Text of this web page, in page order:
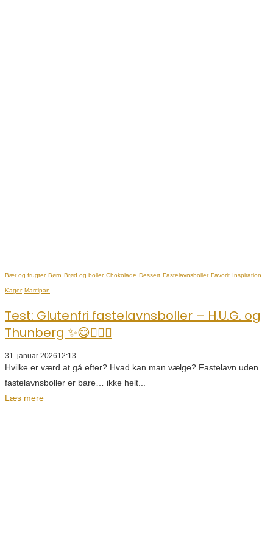
Bær og frugter Børn Brød og boller Chokolade Dessert Fastelavnsboller Favorit Inspiration
Kager Marcipan
Test: Glutenfri fastelavnsboller – H.U.G. og
Thunberg ✨😋👌🏼🥯
31. januar 202612:13
Hvilke er værd at gå efter? Hvad kan man vælge? Fastelavn uden
fastelavnsboller er bare… ikke helt...
Læs mere